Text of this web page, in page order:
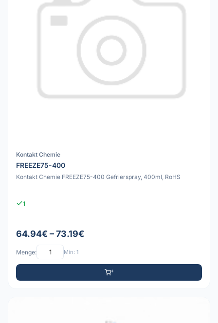
Kontakt Chemie
FREEZE75-400
Kontakt Chemie FREEZE75-400 Gefrierspray, 400ml, RoHS
1
64.94€ – 73.19€
Menge: Min: 1